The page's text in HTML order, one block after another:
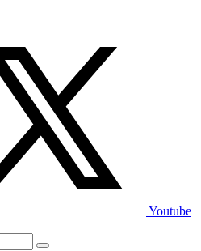
Youtube